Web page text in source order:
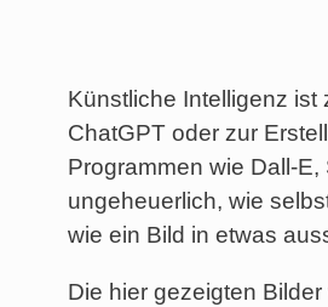
Künstliche Intelligenz ist
ChatGPT oder zur
Programmen wie Dall-
ungeheuerlich, wie
wie ein Bild in etwas
Die hier gezeigten